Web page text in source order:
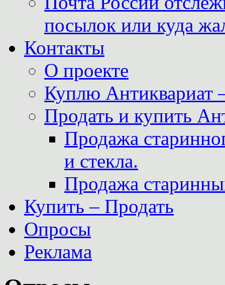
посылок или куда
Контакты
О проекте
Куплю Антиквариат
Продать и купить
Продажа
и стекла.
Продажа
Купить – Продать
Опросы
Реклама